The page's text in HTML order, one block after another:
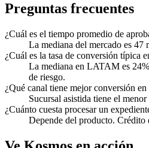
Preguntas frecuentes
¿Cuál es el tiempo promedio de
La mediana del mercado es 47
¿Cuál es la tasa de conversión típica
La mediana en LATAM es
de riesgo.
¿Qué canal tiene mejor conversión
Sucursal asistida tiene el
¿Cuánto cuesta procesar un
Depende del producto.